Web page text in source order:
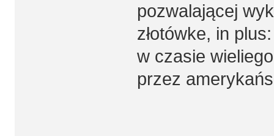
pozwalającej
złotówke, in
w czasie
przez